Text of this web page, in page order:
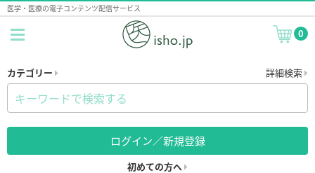
医学・医療の電子コンテンツ配信サービス
0
カテゴリー 詳細検索
ログイン／新規登録
初めての方へ